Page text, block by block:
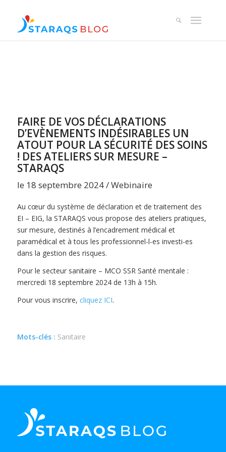
FAIRE DE VOS DÉCLARATIONS
D’EVÈNEMENTS INDÉSIRABLES UN
ATOUT POUR LA SÉCURITÉ DES SOINS
! DES ATELIERS SUR MESURE –
STARAQS
le 18 septembre 2024 / Webinaire
Au cœur du système de déclaration et de traitement des
EI – EIG, la STARAQS vous propose des ateliers pratiques,
sur mesure, destinés à l’encadrement médical et
paramédical et à tous les professionnel-l-es investi-es
dans la gestion des risques.
Pour le secteur sanitaire – MCO SSR Santé mentale :
mercredi 18 septembre 2024 de 13h à 15h.
Pour vous inscrire, cliquez ICI.
Mots-clés : Sanitaire